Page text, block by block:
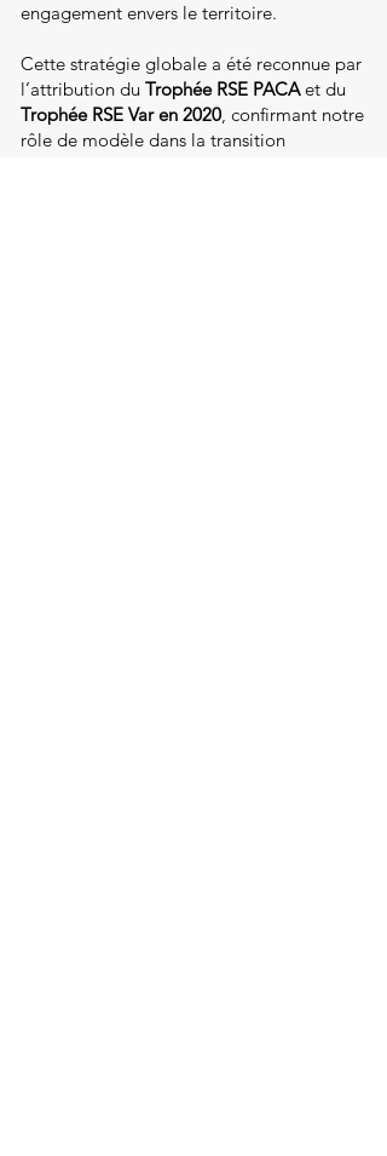
engagement envers le territoire.
Cette stratégie globale a été reconnue par
l’attribution du Trophée RSE PACAet du
Trophée RSE Var en 2020, confirmant notre
rôle de modèle dans la transition